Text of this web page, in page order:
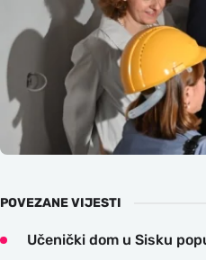
POVEZANE VIJESTI
Učenički dom u Sisku